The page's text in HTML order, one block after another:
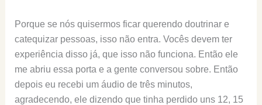
Porque se nós quisermos ficar querendo doutrinar e
catequizar pessoas, isso não entra. Vocês devem ter
experiência disso já, que isso não funciona. Então ele
me abriu essa porta e a gente conversou sobre. Então
depois eu recebi um áudio de três minutos,
agradecendo, ele dizendo que tinha perdido uns 12, 15